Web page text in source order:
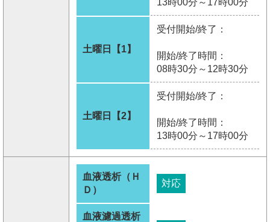
13時00分～17時00分
土曜日【1】
受付開始/終了：
開始/終了時間：
08時30分～12時30分
土曜日【2】
受付開始/終了：
開始/終了時間：
13時00分～17時00分
血液透析（Ｈ
Ｄ）
対応
血液濾過透析